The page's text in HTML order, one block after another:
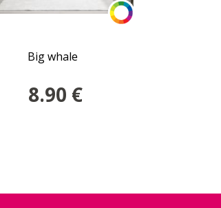
Big whale
8.90 €